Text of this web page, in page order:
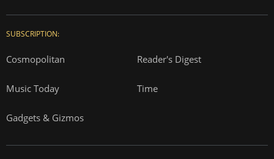
SUBSCRIPTION:
Cosmopolitan Reader's Digest
Music Today Time
Gadgets & Gizmos